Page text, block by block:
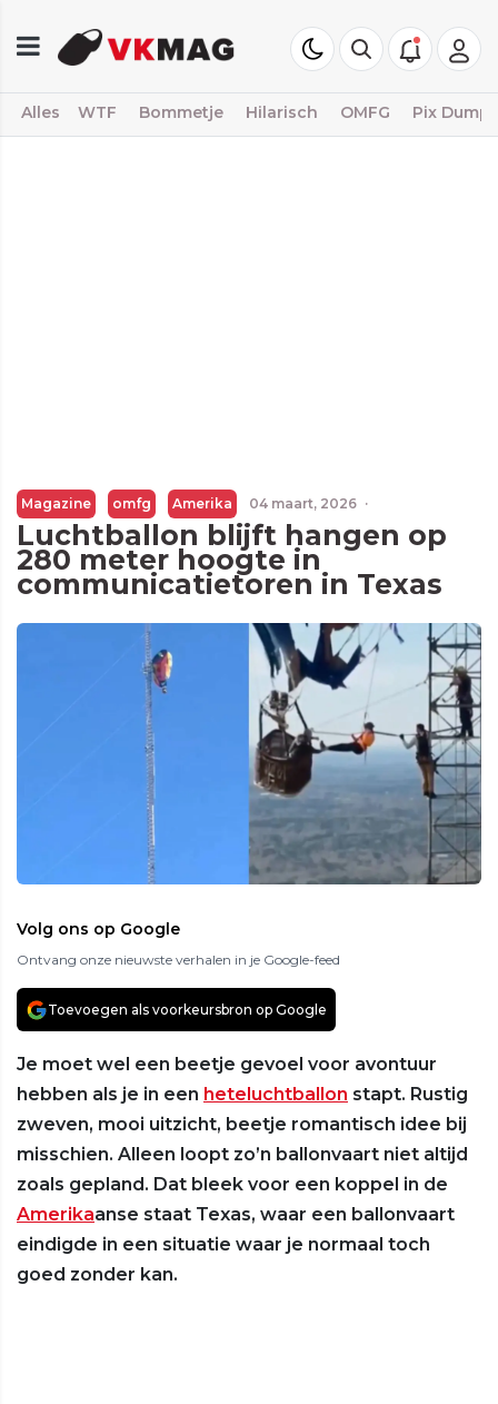
Alles WTF Bommetje Hilarisch OMFG Pix Dump
Magazine omfg Amerika 04 maart, 2026 ·
Luchtballon blijft hangen op
280 meter hoogte in
communicatietoren in Texas
Volg ons op Google
Ontvang onze nieuwste verhalen in je Google-feed
Toevoegen als voorkeursbron op Google
Je moet wel een beetje gevoel voor avontuur
hebben als je in een heteluchtballon stapt. Rustig
zweven, mooi uitzicht, beetje romantisch idee bij
misschien. Alleen loopt zo’n ballonvaart niet altijd
zoals gepland. Dat bleek voor een koppel in de
Amerikaanse staat Texas, waar een ballonvaart
eindigde in een situatie waar je normaal toch
goed zonder kan.